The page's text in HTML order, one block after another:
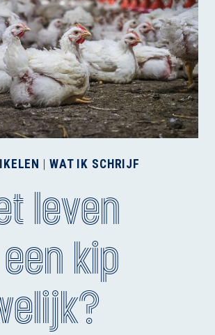
| WAT IK SCHRIJF
leven
kip